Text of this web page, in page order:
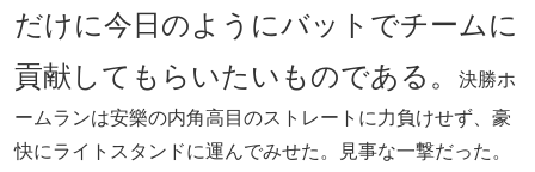
だけに今日のようにバットでチームに
貢献してもらいたいものである。
決勝ホ
ームランは安樂の内角高目のストレートに力負けせず、豪
快にライトスタンドに運んでみせた。見事な一撃だった。